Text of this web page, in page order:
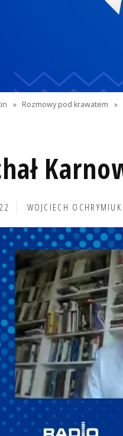
» Rozmowy pod krawatem »
WOJCIECH OCHRYMIUK